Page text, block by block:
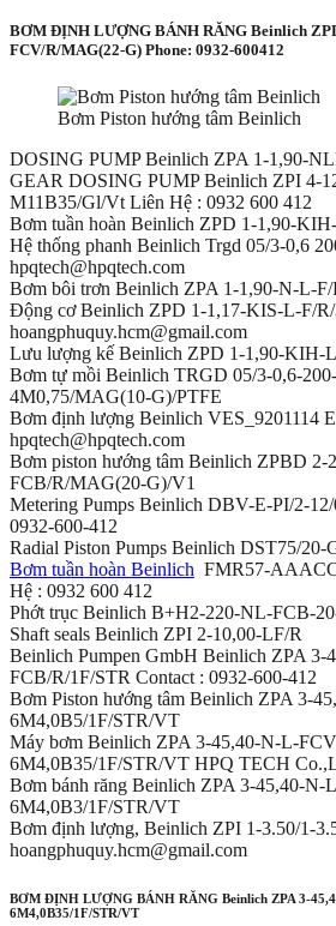
BƠM ĐỊNH LƯỢNG BÁNH RĂNG Beinlich
FCV/R/MAG(22-G) Phone: 0932-600412
Bơm Piston hướng tâm Beinlich
DOSING PUMP Beinlich ZPA 1-1,90-
GEAR DOSING PUMP Beinlich ΖΡΙ 4-
M11B35/Gl/Vt Liên Hệ : 0932 600 412
Bơm tuần hoàn Beinlich ZPD 1-1,90-
Hệ thống phanh Beinlich Trgd 05/3-0,6
hpqtech@hpqtech.com
Bơm bôi trơn Beinlich ZPA 1-1,90-N-L-
Động cơ Beinlich ZPD 1-1,17-KIS-L-F/
hoangphuquy.hcm@gmail.com
Lưu lượng kế Beinlich ZPD 1-1,90-KIH-
Bơm tự mồi Beinlich TRGD 05/3-0,6-
4M0,75/MAG(10-G)/PTFE
Bơm định lượng Beinlich VES_9201114
hpqtech@hpqtech.com
Bơm piston hướng tâm Beinlich ZPBD
FCB/R/MAG(20-G)/V1
Metering Pumps Beinlich DBV-E-PI/2-
0932-600-412
Radial Piston Pumps Beinlich DST75/20-
Bơm tuần hoàn Beinlich FMR57-
Hệ : 0932 600 412
Phớt trục Beinlich B+H2-220-NL-FCB-
Shaft seals Beinlich ZPI 2-10,00-LF/R
Beinlich Pumpen GmbH Beinlich ZPA 3-
FCB/R/1F/STR Contact : 0932-600-412
Bơm Piston hướng tâm Beinlich ZPA 3-
6M4,0B5/1F/STR/VT
Máy bơm Beinlich ZPA 3-45,40-N-L-
6M4,0B35/1F/STR/VT HPQ TECH
Bơm bánh răng Beinlich ZPA 3-45,40-N-
6M4,0B3/1F/STR/VT
Bơm định lượng, Beinlich ZPI 1-3.50/1-
hoangphuquy.hcm@gmail.com
BƠM ĐỊNH LƯỢNG BÁNH RĂNG Beinlich ZPA 3-
6M4,0B35/1F/STR/VT